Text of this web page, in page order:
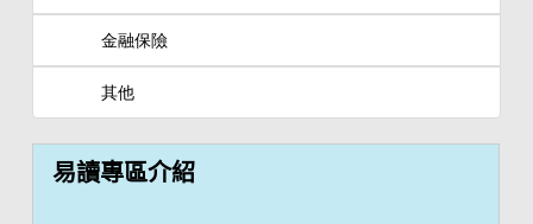
金融保險
其他
易讀專區介紹